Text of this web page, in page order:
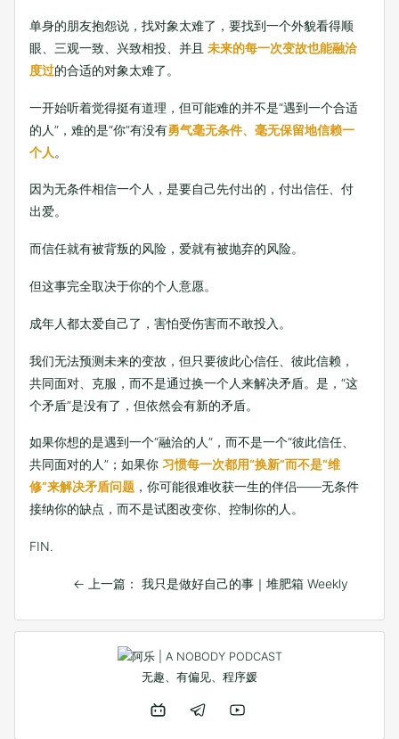
单身的朋友抱怨说，找对象太难了，要找到一个外貌看得顺
眼、三观一致、兴致相投、并且 未来的每一次变故也能融洽
度过的合适的对象太难了。
一开始听着觉得挺有道理，但可能难的并不是“遇到一个合适
的人”，难的是“你”有没有勇气毫无条件、毫无保留地信赖一
个人 。
因为无条件相信一个人，是要自己先付出的，付出信任、付
出爱。
而信任就有被背叛的风险，爱就有被抛弃的风险。
但这事完全取决于你的个人意愿。
成年人都太爱自己了，害怕受伤害而不敢投入。
我们无法预测未来的变故，但只要彼此心信任、彼此信赖，
共同面对、克服，而不是通过换一个人来解决矛盾。是，“这
个矛盾”是没有了，但依然会有新的矛盾。
如果你想的是遇到一个“融洽的人”，而不是一个“彼此信任、
共同面对的人”；如果你 习惯每一次都用“换新”而不是“维
修”来解决矛盾问题 ，你可能很难收获一生的伴侣——无条件
接纳你的缺点，而不是试图改变你、控制你的人。
FIN.
← 上一篇： 我只是做好自己的事｜堆肥箱 Weekly
无趣、有偏见、程序媛